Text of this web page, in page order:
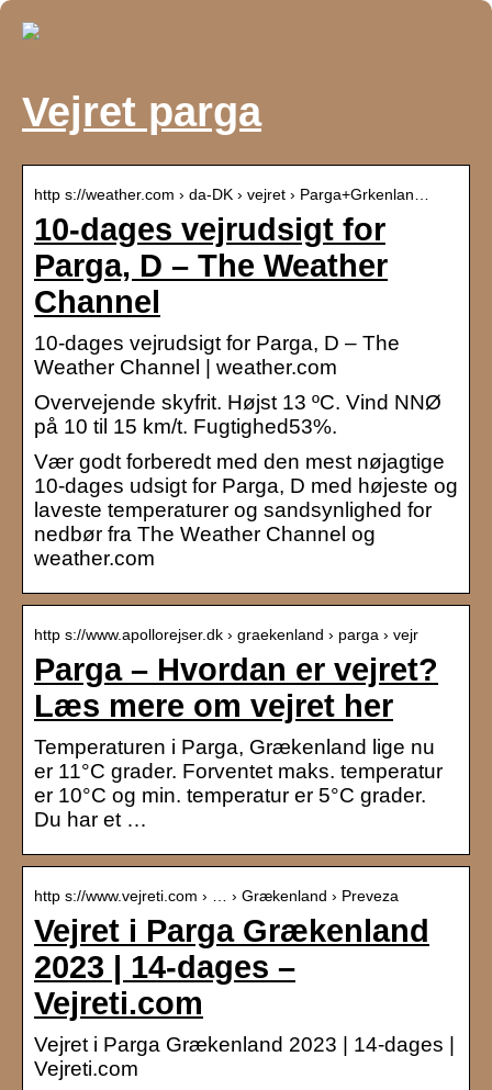
Vejret parga
http s://weather.com › da-DK › vejret › Parga+Grkenlan…
10-dages vejrudsigt for
Parga, D – The Weather
Channel
10-dages vejrudsigt for Parga, D – The
Weather Channel | weather.com
Overvejende skyfrit. Højst 13 ºC. Vind NNØ
på 10 til 15 km/t. Fugtighed53%.
Vær godt forberedt med den mest nøjagtige
10-dages udsigt for Parga, D med højeste og
laveste temperaturer og sandsynlighed for
nedbør fra The Weather Channel og
weather.com
http s://www.apollorejser.dk › graekenland › parga › vejr
Parga – Hvordan er vejret?
Læs mere om vejret her
Temperaturen i Parga, Grækenland lige nu
er 11°C grader. Forventet maks. temperatur
er 10°C og min. temperatur er 5°C grader.
Du har et …
http s://www.vejreti.com › … › Grækenland › Preveza
Vejret i Parga Grækenland
2023 | 14-dages –
Vejreti.com
Vejret i Parga Grækenland 2023 | 14-dages |
Vejreti.com